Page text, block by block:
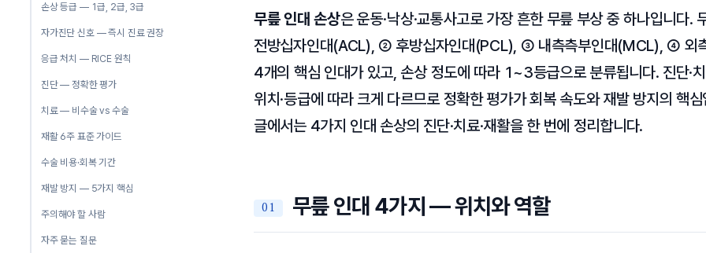
무릎 인대 손상은 운동·낙상·교통사고로 가장 흔한 무릎 부상 중 하나입니다.
전방십자인대(ACL), ② 후방십자인대(PCL), ③ 내측측부인대(MCL), ④ 외
4개의 핵심 인대가 있고, 손상 정도에 따라 1~3등급으로 분류됩니다. 진단·
위치·등급에 따라 크게 다르므로 정확한 평가가 회복 속도와 재발 방지의 핵심
글에서는 4가지 인대 손상의 진단·치료·재활을 한 번에 정리합니다.
무릎 인대 4가지 — 위치와 역할
손상 등급 — 1급, 2급, 3급
자가진단 신호 — 즉시 진료 권장
응급 처치 — RICE 원칙
진단 — 정확한 평가
치료 — 비수술 vs 수술
재활 6주 표준 가이드
수술 비용·회복 기간
재발 방지 — 5가지 핵심
주의해야 할 사람
자주 묻는 질문